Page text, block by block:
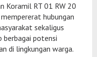
Koramil RT 01 RW 20
hubungan
sekaligus
berbagai potensi
di lingkungan warga.